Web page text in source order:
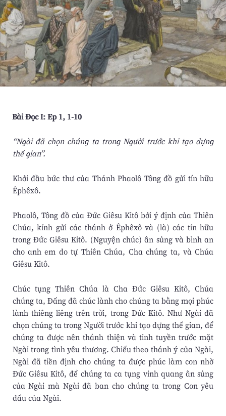
Bài Ðọc I: Ep 1, 1-10
“Ngài đã chọn chúng ta trong Người trước khi tạo dựng
thế gian”.
Khởi đầu bức thư của Thánh Phaolô Tông đồ gửi tín hữu
Êphêxô.
Phaolô, Tông đồ của Ðức Giêsu Kitô bởi ý định của Thiên
Chúa, kính gửi các thánh ở Êphêxô và (là) các tín hữu
trong Ðức Giêsu Kitô. (Nguyện chúc) ân sủng và bình an
cho anh em do tự Thiên Chúa, Cha chúng ta, và Chúa
Giêsu Kitô.
Chúc tụng Thiên Chúa là Cha Ðức Giêsu Kitô, Chúa
chúng ta, Ðấng đã chúc lành cho chúng ta bằng mọi phúc
lành thiêng liêng trên trời, trong Ðức Kitô. Như Ngài đã
chọn chúng ta trong Người trước khi tạo dựng thế gian, để
chúng ta được nên thánh thiện và tinh tuyền trước mặt
Ngài trong tình yêu thương. Chiếu theo thánh ý của Ngài,
Ngài đã tiền định cho chúng ta được phúc làm con nhờ
Ðức Giêsu Kitô, để chúng ta ca tụng vinh quang ân sủng
của Ngài mà Ngài đã ban cho chúng ta trong Con yêu
dấu của Ngài.